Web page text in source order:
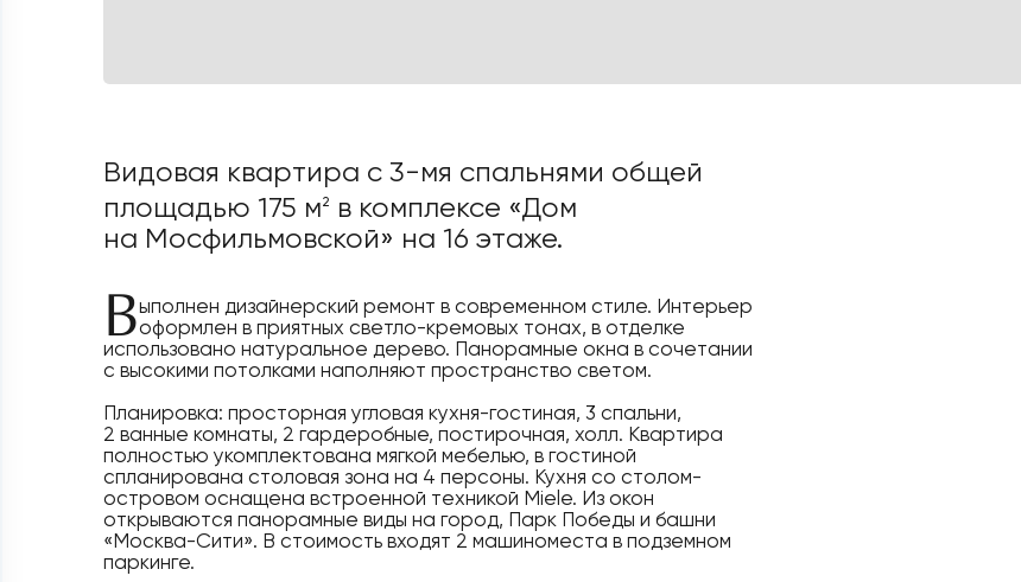
Видовая квартира с 3-мя спальнями общей
площадью 175 м2
в комплексе «Дом
на Мосфильмовской» на 16 этаже.
Выполнен дизайнерский ремонт в современном стиле. Интерьер
оформлен в приятных светло-кремовых тонах, в отделке
использовано натуральное дерево. Панорамные окна в сочетании
с высокими потолками наполняют пространство светом.
Планировка: просторная угловая кухня-гостиная, 3 спальни,
2 ванные комнаты, 2 гардеробные, постирочная, холл. Квартира
полностью укомплектована мягкой мебелью, в гостиной
спланирована столовая зона на 4 персоны. Кухня со столом-
островом оснащена встроенной техникой Miele. Из окон
открываются панорамные виды на город, Парк Победы и башни
«Москва-Сити». В стоимость входят 2 машиноместа в подземном
паркинге.